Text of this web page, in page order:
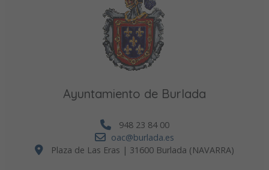
Ayuntamiento de Burlada
948 23 84 00
oac@burlada.es
Plaza de Las Eras | 31600 Burlada (NAVARRA)